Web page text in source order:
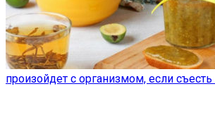
произойдет с организмом, если